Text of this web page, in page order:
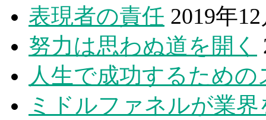
表現者の責任 2019年
努力は思わぬ道を開く
人生で成功するため
ミドルファネルが業